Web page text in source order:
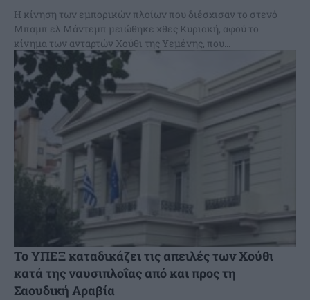
Η κίνηση των εμπορικών πλοίων που διέσχισαν το στενό
Μπαμπ ελ Μάντεμπ μειώθηκε χθες Κυριακή, αφού το
κίνημα των ανταρτών Χούθι της Υεμένης, που...
Το ΥΠΕΞ καταδικάζει τις απειλές των Χούθι
κατά της ναυσιπλοΐας από και προς τη
Σαουδική Αραβία